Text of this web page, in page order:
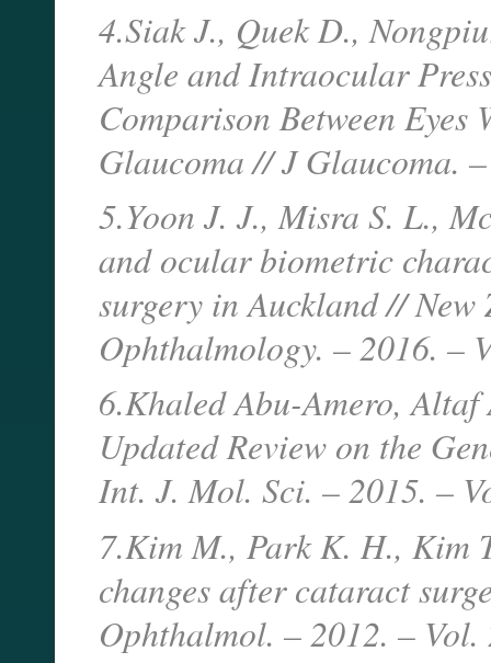
4.Siak J., Quek D.,
Angle and Intraocular
Comparison Between
Glaucoma // J Glaucoma.
5.Yoon J. J., Misra S. L.,
and ocular biometric
surgery in Auckland //
Ophthalmology. – 2016. –
6.Khaled Abu-Amero,
Updated Review on the
Int. J. Mol. Sci. – 2015. –
7.Kim M., Park K. H., Kim
changes after cataract
Ophthalmol. – 2012. – Vol.